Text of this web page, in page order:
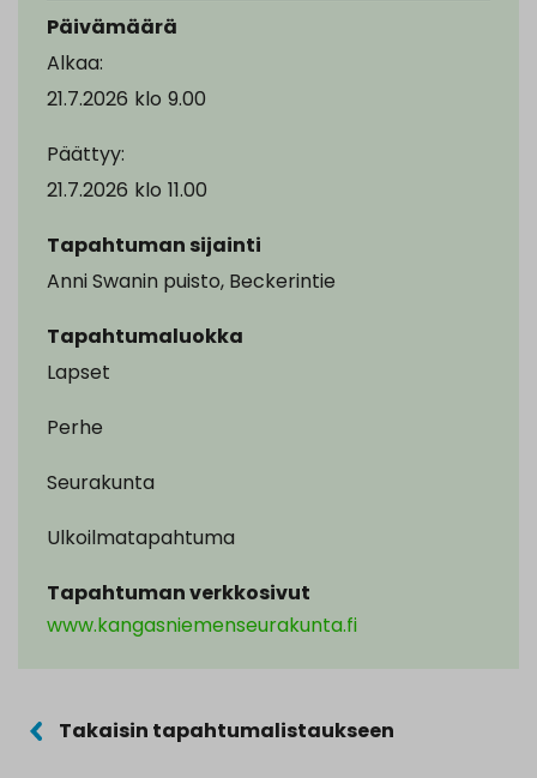
Päivämäärä
Alkaa:
21.7.2026 klo 9.00
Päättyy:
21.7.2026 klo 11.00
Tapahtuman sijainti
Anni Swanin puisto, Beckerintie
Tapahtumaluokka
Lapset
Perhe
Seurakunta
Ulkoilmatapahtuma
Tapahtuman verkkosivut
www.kangasniemenseurakunta.fi
Takaisin tapahtumalistaukseen